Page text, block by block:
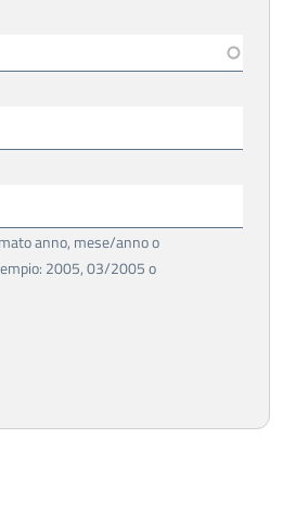
anno, mese/anno o
2005, 03/2005 o